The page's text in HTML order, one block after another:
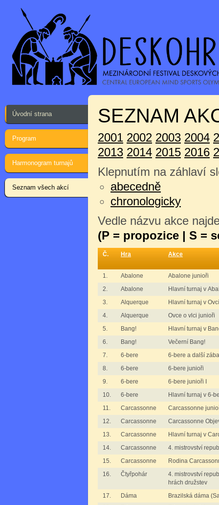
Úvodní strana
Program
Harmonogram turnajů
Seznam všech akcí
SEZNAM
2001 2002 2003 2004
2013 2014 2015 2016
Klepnutím na záhlaví
abecedně
chronologicky
Vedle názvu akce
(P = propozice | S =
Č. Hra Akce
1. Abalone
Abalone junioři
2.
Abalone
Hlavní turnaj v
3.
Alquerque
Hlavní turnaj v
4.
Alquerque
Ovce o vlci junioři
5.
Bang!
Hlavní turnaj v
6.
Bang!
Večerní Bang!
7.
6-bere
6-bere a další
8.
6-bere
6-bere junioři
9.
6-bere
6-bere junioři I
10.
6-bere
Hlavní turnaj v 6-
11.
Carcassonne
Carcassonne
12.
Carcassonne
Carcassonne
13.
Carcassonne
Hlavní turnaj v
14.
Carcassonne
4. mistrovství
15.
Carcassonne
Rodina
16.
Čtyřpohár
4. mistrovství
hrách družstev
17.
Dáma
Brazilská dáma